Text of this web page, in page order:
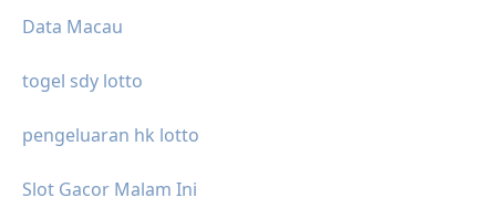
Data Macau
togel sdy lotto
pengeluaran hk lotto
Slot Gacor Malam Ini